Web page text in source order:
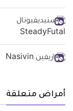
أمراض متعلقة